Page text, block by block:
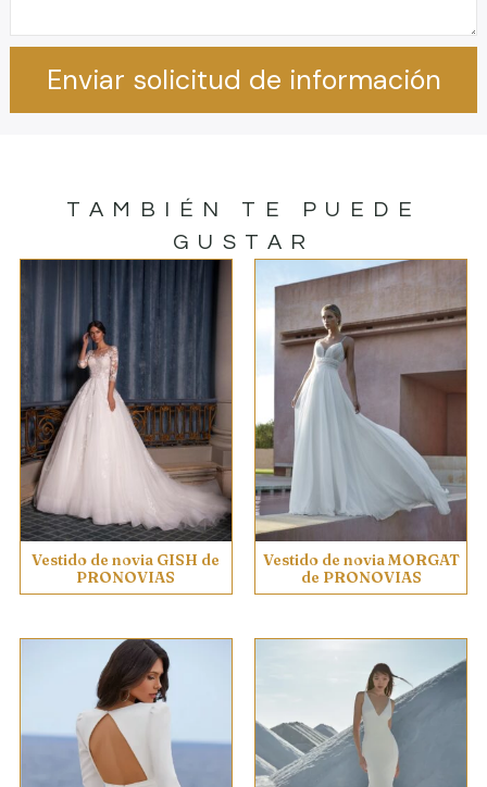
Enviar solicitud de información
TAMBIÉN TE PUEDE
GUSTAR
Vestido de novia GISH de
PRONOVIAS
Vestido de novia MORGAT
de PRONOVIAS